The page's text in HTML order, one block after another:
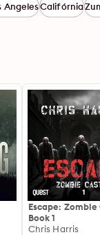
AngelesCalifórnia
Escape:
Book 1
Chris Harris